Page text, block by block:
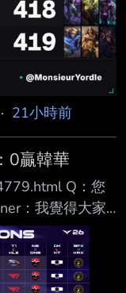
· 21小時前
0贏韓華
Q：您
：我覺得大家
動、表現得太出
第二局的BP
後一手會選出豬